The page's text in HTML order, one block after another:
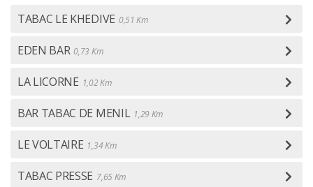
TABAC LE KHEDIVE 0,51 Km
EDEN BAR 0,73 Km
LA LICORNE 1,02 Km
BAR TABAC DE MENIL 1,29 Km
LE VOLTAIRE 1,34 Km
TABAC PRESSE 7,65 Km